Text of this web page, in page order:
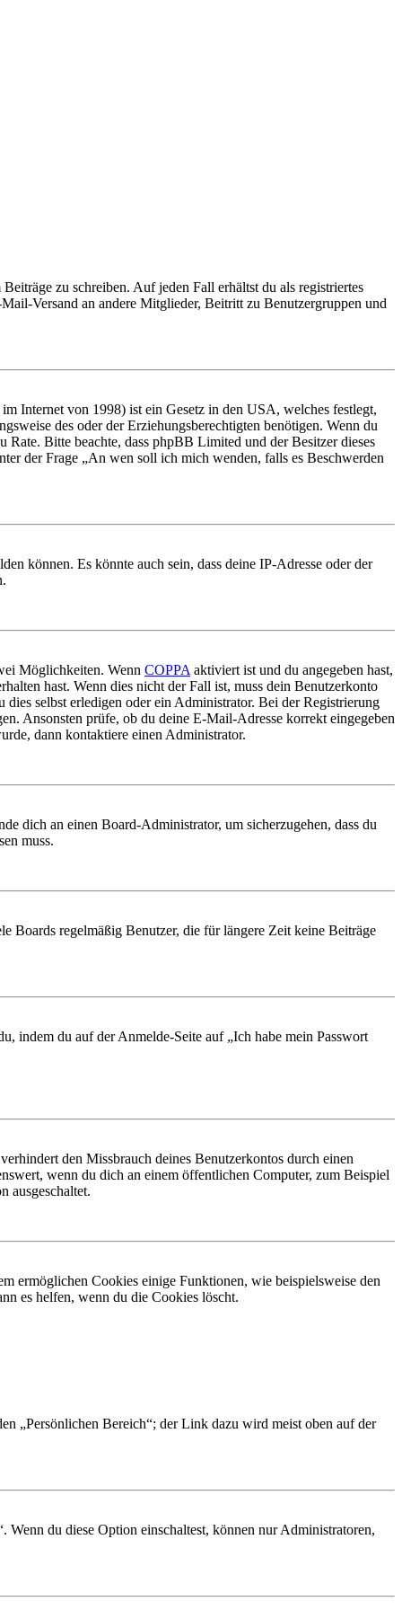
zu schreiben. Auf jeden Fall erhältst du als registriertes
Versand an andere Mitglieder, Beitritt zu Benutzergruppen und
Internet von 1998) ist ein Gesetz in den USA, welches festlegt,
des oder der Erziehungsberechtigten benötigen. Wenn du
Bitte beachte, dass phpBB Limited und der Besitzer dieses
der Frage „An wen soll ich mich wenden, falls es Beschwerden
können. Es könnte auch sein, dass deine IP-Adresse oder der
Möglichkeiten. Wenn COPPA aktiviert ist und du angegeben hast,
hast. Wenn dies nicht der Fall ist, muss dein Benutzerkonto
selbst erledigen oder ein Administrator. Bei der Registrierung
Ansonsten prüfe, ob du deine E-Mail-Adresse korrekt eingegeben
dann kontaktiere einen Administrator.
dich an einen Board-Administrator, um sicherzugehen, dass du
muss.
Boards regelmäßig Benutzer, die für längere Zeit keine Beiträge
indem du auf der Anmelde-Seite auf „Ich habe mein Passwort
den Missbrauch deines Benutzerkontos durch einen
wenn du dich an einem öffentlichen Computer, zum Beispiel
ausgeschaltet.
ermöglichen Cookies einige Funktionen, wie beispielsweise den
es helfen, wenn du die Cookies löscht.
„Persönlichen Bereich“; der Link dazu wird meist oben auf der
du diese Option einschaltest, können nur Administratoren,